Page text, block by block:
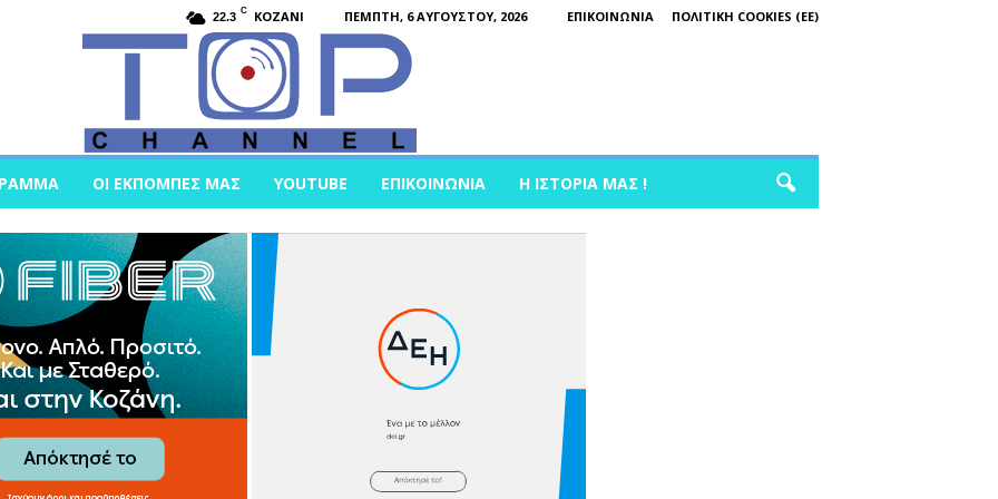
22.3 C KOZANI ΠΈΜΠΤΗ, 6 ΑΥΓΟΎΣΤΟΥ, 2026 ΕΠΙΚΟΙΝΩΝΊΑ ΠΟΛΙΤΙΚΉ COOKIES (ΕΕ)
ΟΙ ΕΚΠΟΜΠΈΣ ΜΑΣ YOUTUBE ΕΠΙΚΟΙΝΩΝΊΑ Η ΙΣΤΟΡΊΑ ΜΑΣ !